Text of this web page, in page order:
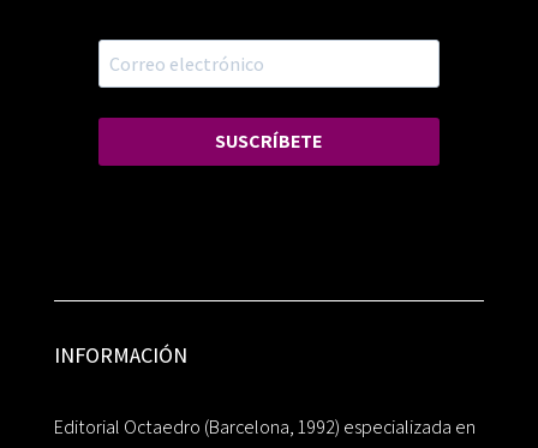
SUSCRÍBETE
INFORMACIÓN
Editorial Octaedro (Barcelona, 1992) especializada en